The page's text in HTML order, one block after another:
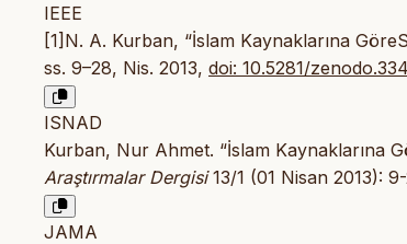
IEEE
[1]N. A. Kurban, “İslam Kaynaklarına
ss. 9–28, Nis. 2013, doi: 10.5281/
ISNAD
Kurban, Nur Ahmet. “İslam Kaynaklarına
Araştırmalar Dergisi13/1 (01 Nisan 2013):
JAMA